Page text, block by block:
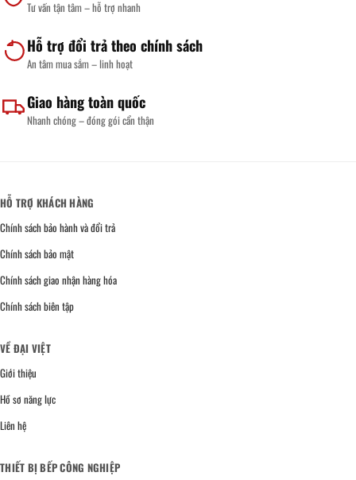
Tư vấn tận tâm – hỗ trợ nhanh
Hỗ trợ đổi trả theo chính sách
An tâm mua sắm – linh hoạt
Giao hàng toàn quốc
Nhanh chóng – đóng gói cẩn thận
HỖ TRỢ KHÁCH HÀNG
Chính sách bảo hành và đổi trả
Chính sách bảo mật
Chính sách giao nhận hàng hóa
Chính sách biên tập
VỀ ĐẠI VIỆT
Giới thiệu
Hồ sơ năng lực
Liên hệ
THIẾT BỊ BẾP CÔNG NGHIỆP